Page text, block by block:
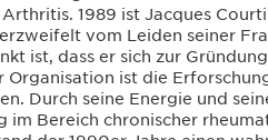
1989 ist Jacques
vom Leiden seiner
ist, dass er sich zur
Organisation ist die
Durch seine Energie und
im Bereich chronischer